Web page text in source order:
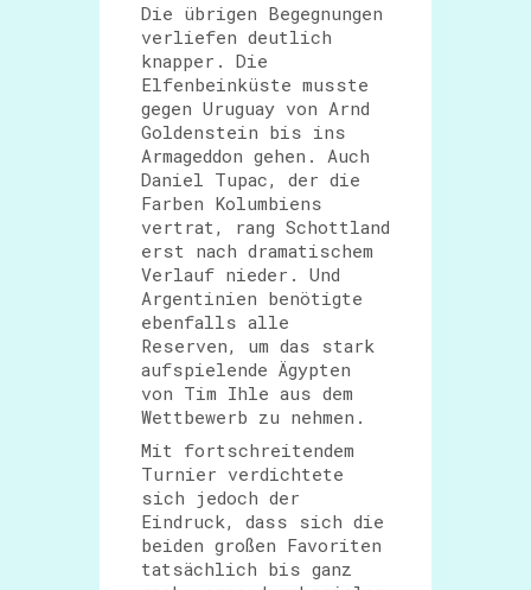
Die übrigen Begegnungen
verliefen deutlich
knapper. Die
Elfenbeinküste musste
gegen Uruguay von Arnd
Goldenstein bis ins
Armageddon gehen. Auch
Daniel Tupac, der die
Farben Kolumbiens
vertrat, rang Schottland
erst nach dramatischem
Verlauf nieder. Und
Argentinien benötigte
ebenfalls alle
Reserven, um das stark
aufspielende Ägypten
von Tim Ihle aus dem
Wettbewerb zu nehmen.
Mit fortschreitendem
Turnier verdichtete
sich jedoch der
Eindruck, dass sich die
beiden großen Favoriten
tatsächlich bis ganz